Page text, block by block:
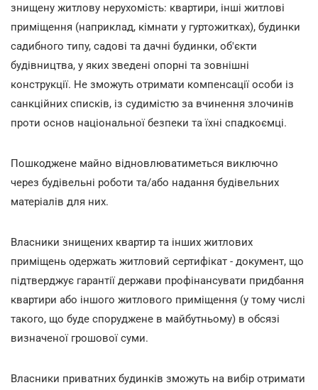
знищену житлову нерухомість: квартири, інші житлові
приміщення (наприклад, кімнати у гуртожитках), будинки
садибного типу, садові та дачні будинки, об'єкти
будівництва, у яких зведені опорні та зовнішні
конструкції. Не зможуть отримати компенсації особи із
санкційних списків, із судимістю за вчинення злочинів
проти основ національної безпеки та їхні спадкоємці.
Пошкоджене майно відновлюватиметься виключно
через будівельні роботи та/або надання будівельних
матеріалів для них.
Власники знищених квартир та інших житлових
приміщень одержать житловий сертифікат - документ, що
підтверджує гарантії держави профінансувати придбання
квартири або іншого житлового приміщення (у тому числі
такого, що буде споруджене в майбутньому) в обсязі
визначеної грошової суми.
Власники приватних будинків зможуть на вибір отримати